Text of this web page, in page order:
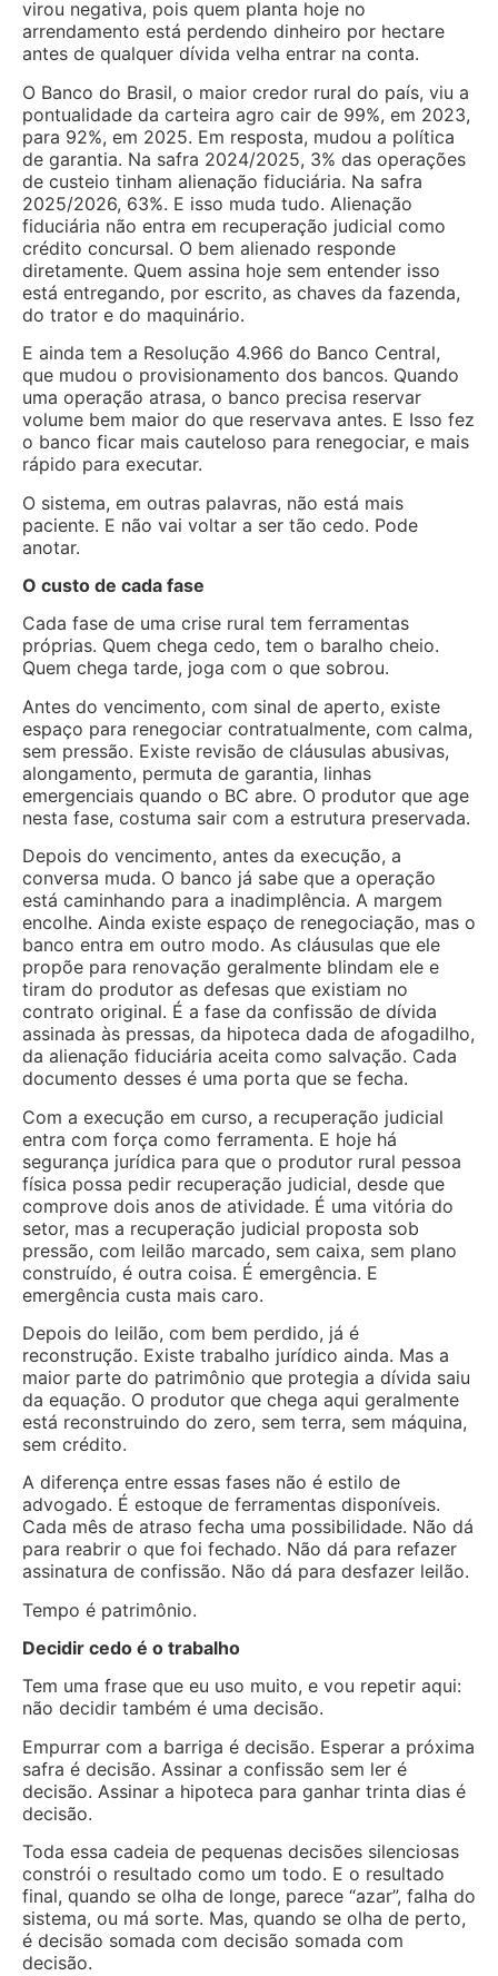
virou negativa, pois quem planta hoje no
arrendamento está perdendo dinheiro por hectare
antes de qualquer dívida velha entrar na conta.
O Banco do Brasil, o maior credor rural do país, viu a
pontualidade da carteira agro cair de 99%, em 2023,
para 92%, em 2025. Em resposta, mudou a política
de garantia. Na safra 2024/2025, 3% das operações
de custeio tinham alienação fiduciária. Na safra
2025/2026, 63%. E isso muda tudo. Alienação
fiduciária não entra em recuperação judicial como
crédito concursal. O bem alienado responde
diretamente. Quem assina hoje sem entender isso
está entregando, por escrito, as chaves da fazenda,
do trator e do maquinário.
E ainda tem a Resolução 4.966 do Banco Central,
que mudou o provisionamento dos bancos. Quando
uma operação atrasa, o banco precisa reservar
volume bem maior do que reservava antes. E Isso fez
o banco ficar mais cauteloso para renegociar, e mais
rápido para executar.
O sistema, em outras palavras, não está mais
paciente. E não vai voltar a ser tão cedo. Pode
anotar.
O custo de cada fase
Cada fase de uma crise rural tem ferramentas
próprias. Quem chega cedo, tem o baralho cheio.
Quem chega tarde, joga com o que sobrou.
Antes do vencimento, com sinal de aperto, existe
espaço para renegociar contratualmente, com calma,
sem pressão. Existe revisão de cláusulas abusivas,
alongamento, permuta de garantia, linhas
emergenciais quando o BC abre. O produtor que age
nesta fase, costuma sair com a estrutura preservada.
Depois do vencimento, antes da execução, a
conversa muda. O banco já sabe que a operação
está caminhando para a inadimplência. A margem
encolhe. Ainda existe espaço de renegociação, mas o
banco entra em outro modo. As cláusulas que ele
propõe para renovação geralmente blindam ele e
tiram do produtor as defesas que existiam no
contrato original. É a fase da confissão de dívida
assinada às pressas, da hipoteca dada de afogadilho,
da alienação fiduciária aceita como salvação. Cada
documento desses é uma porta que se fecha.
Com a execução em curso, a recuperação judicial
entra com força como ferramenta. E hoje há
segurança jurídica para que o produtor rural pessoa
física possa pedir recuperação judicial, desde que
comprove dois anos de atividade. É uma vitória do
setor, mas a recuperação judicial proposta sob
pressão, com leilão marcado, sem caixa, sem plano
construído, é outra coisa. É emergência. E
emergência custa mais caro.
Depois do leilão, com bem perdido, já é
reconstrução. Existe trabalho jurídico ainda. Mas a
maior parte do patrimônio que protegia a dívida saiu
da equação. O produtor que chega aqui geralmente
está reconstruindo do zero, sem terra, sem máquina,
sem crédito.
A diferença entre essas fases não é estilo de
advogado. É estoque de ferramentas disponíveis.
Cada mês de atraso fecha uma possibilidade. Não dá
para reabrir o que foi fechado. Não dá para refazer
assinatura de confissão. Não dá para desfazer leilão.
Tempo é patrimônio.
Decidir cedo é o trabalho
Tem uma frase que eu uso muito, e vou repetir aqui:
não decidir também é uma decisão.
Empurrar com a barriga é decisão. Esperar a próxima
safra é decisão. Assinar a confissão sem ler é
decisão. Assinar a hipoteca para ganhar trinta dias é
decisão.
Toda essa cadeia de pequenas decisões silenciosas
constrói o resultado como um todo. E o resultado
final, quando se olha de longe, parece “azar”, falha do
sistema, ou má sorte. Mas, quando se olha de perto,
é decisão somada com decisão somada com
decisão.